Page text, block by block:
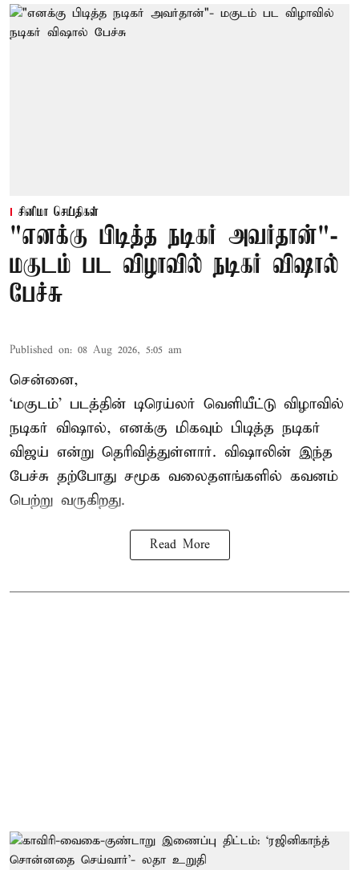
சினிமா செய்திகள்
"எனக்கு பிடித்த நடிகர் அவர்தான்"-
மகுடம் பட விழாவில் நடிகர் விஷால்
பேச்சு
Published on: 08 Aug 2026, 5:05 am
சென்னை,
‘மகுடம்’ படத்தின் டிரெய்லர் வெளியீட்டு விழாவில்
நடிகர் விஷால், எனக்கு மிகவும் பிடித்த நடிகர்
விஜய் என்று தெரிவித்துள்ளார். விஷாலின் இந்த
பேச்சு தற்போது சமூக வலைதளங்களில் கவனம்
பெற்று வருகிறது.
Read More